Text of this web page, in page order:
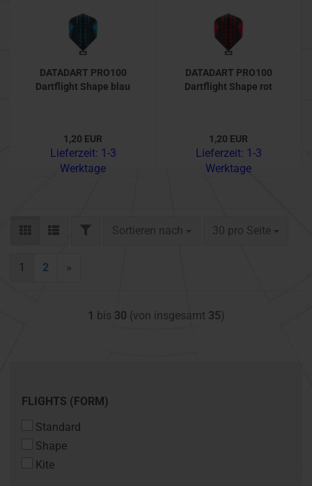
DATADART PRO100
Dartflight Shape blau
1,20 EUR
Lieferzeit: 1-3
Werktage
DATADART PRO100
Dartflight Shape rot
1,20 EUR
Lieferzeit: 1-3
Werktage
FILTERSortieren nach
Sortieren nach 30 pro Seite
pro Seite
1 2 »
1 bis 30 (von insgesamt 35)
FLIGHTS
FLIGHTS (FORM)
Standard
Shape
Kite